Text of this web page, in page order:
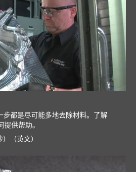
步都是尽可能多地去除材料。了解
供帮助。
（英文）